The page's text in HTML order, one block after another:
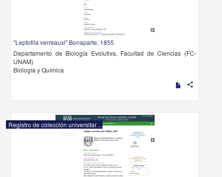
"Leptotila verreauxi" Bonaparte, 1855
Departamento de Biología Evolutiva, Facultad de Ciencias (FC-
UNAM)
Biología y Química
share
Registro de colección universitaria